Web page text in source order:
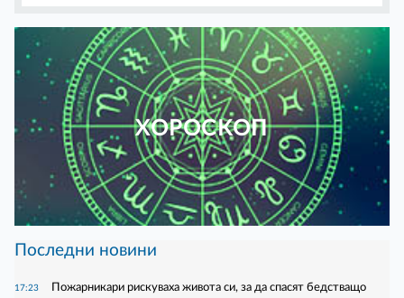
ХОРОСКОП
Последни новини
17:23
Пожарникари рискуваха живота си, за да спасят бедстващо